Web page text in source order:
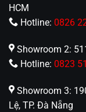
HCM
Hotline: 0826
Showroom 2:
Hotline: 0823
Showroom 3:
Lệ, TP. Đà Nẵng